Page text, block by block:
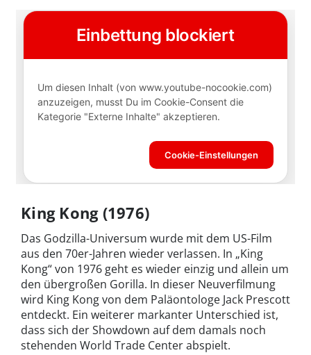
King Kong (1976)
Das Godzilla-Universum wurde mit dem US-Film
aus den 70er-Jahren wieder verlassen. In „King
Kong“ von 1976 geht es wieder einzig und allein um
den übergroßen Gorilla. In dieser Neuverfilmung
wird King Kong von dem Paläontologe Jack Prescott
entdeckt. Ein weiterer markanter Unterschied ist,
dass sich der Showdown auf dem damals noch
stehenden World Trade Center abspielt.